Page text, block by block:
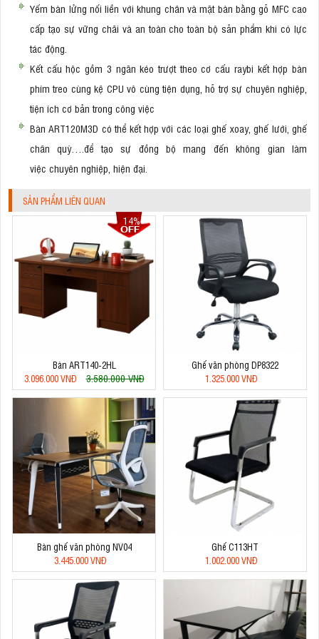
Yếm bàn lửng nối liền với khung chân và mặt bàn bằng gỗ MFC cao
cấp tạo sự vững chãi và an toàn cho toàn bộ sản phẩm khi có lực
tác động.
Kết cấu hộc gồm 3 ngăn kéo trượt theo cơ cấu raybi kết hợp bàn
phím treo cùng kệ CPU vô cùng tiện dụng, hỗ trợ sự chuyên nghiệp,
tiện ích cơ bản trong công việc
Bàn ART120M3D có thể kết hợp với các loại ghế xoay, ghế lưới, ghế
chân quỳ….để tạo sự đồng bộ mang đến không gian làm
việc chuyên nghiệp, hiện đại.
SẢN PHẨM LIÊN QUAN
14%
Bàn ART140-2HL
3.096.000 VNĐ
3.580.000 VNĐ
Ghế văn phòng DP8322
1.325.000 VNĐ
Bàn ghế văn phòng NV04
3.445.000 VNĐ
Ghế C113HT
1.002.000 VNĐ